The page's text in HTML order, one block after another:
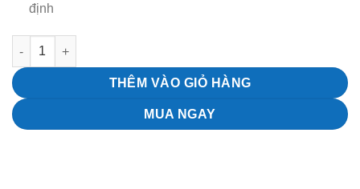
định
Khám cơ xương khớp với PGS.TS.BS cao cấp số lượng
THÊM VÀO GIỎ HÀNG
MUA NGAY